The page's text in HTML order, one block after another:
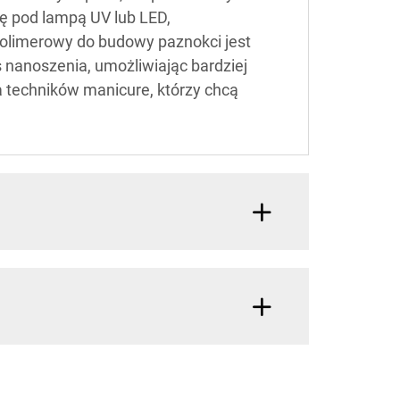
lampą UV lub LED,
do budowy paznokci jest
umożliwiając bardziej
manicure, którzy chcą